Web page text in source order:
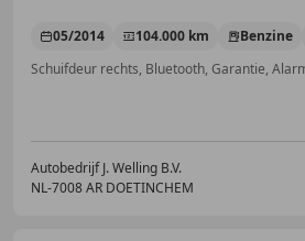
05/2014 104.000 km Benzine
Autobedrijf J. Welling B.V.
NL-7008 AR DOETINCHEM